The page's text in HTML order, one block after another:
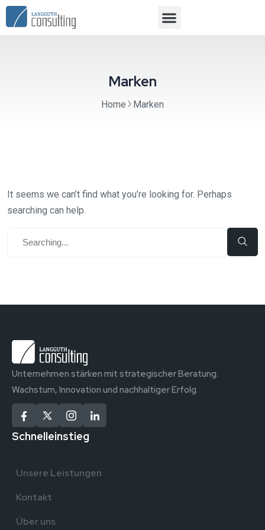
Marken
Home Marken
It seems we can’t find what you’re looking for. Perhaps
searching can help.
Unternehmen stärken mit strategischer Beratung.
Wachstum, Innovation und nachhaltiger Erfolg.
Schnelleinstieg
Unsere Leistungen
Kontakt
Über uns